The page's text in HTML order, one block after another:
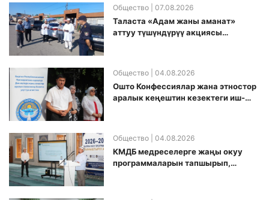
Общество | 07.08.2026
Таласта «Адам жаны аманат»
аттуу түшүндүрүү акциясы
Общество | 04.08.2026
Ошто Конфессиялар жана этностор
аралык кеңештин кезектеги иш-
Общество | 04.08.2026
КМДБ медреселерге жаңы окуу
программаларын тапшырып,